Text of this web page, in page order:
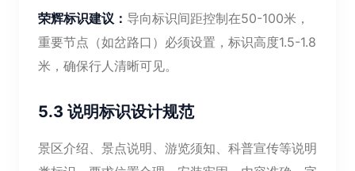
荣辉标识建议： 导向标识间距控制在50-100米，
重要节点（如岔路口）必须设置，标识高度1.5-1.8
米，确保行人清晰可见。
5.3 说明标识设计规范
景区介绍、景点说明、游览须知、科普宣传等说明